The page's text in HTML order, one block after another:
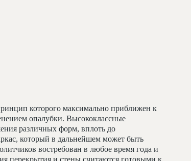
которого максимально приближен к
опалубки. Высококлассные
различных форм, вплоть до
который в дальнейшем может быть
востребован в любое время года и
перекрытия и стены считаются готовыми к